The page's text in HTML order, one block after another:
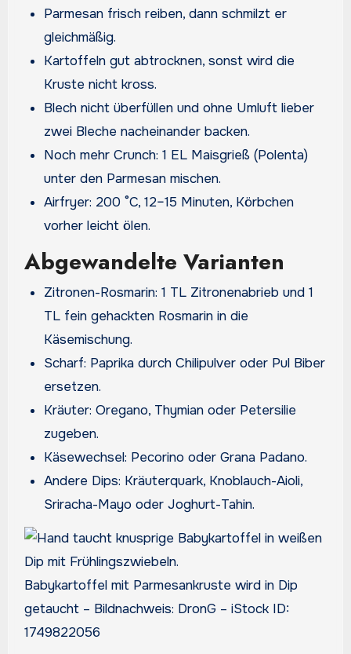
Parmesan frisch reiben, dann schmilzt er
gleichmäßig.
Kartoffeln gut abtrocknen, sonst wird die
Kruste nicht kross.
Blech nicht überfüllen und ohne Umluft lieber
zwei Bleche nacheinander backen.
Noch mehr Crunch: 1 EL Maisgrieß (Polenta)
unter den Parmesan mischen.
Airfryer: 200 °C, 12–15 Minuten, Körbchen
vorher leicht ölen.
Abgewandelte Varianten
Zitronen-Rosmarin: 1 TL Zitronenabrieb und 1
TL fein gehackten Rosmarin in die
Käsemischung.
Scharf: Paprika durch Chilipulver oder Pul Biber
ersetzen.
Kräuter: Oregano, Thymian oder Petersilie
zugeben.
Käsewechsel: Pecorino oder Grana Padano.
Andere Dips: Kräuterquark, Knoblauch-Aioli,
Sriracha-Mayo oder Joghurt-Tahin.
Babykartoffel mit Parmesankruste wird in Dip
getaucht – Bildnachweis: DronG – iStock ID:
1749822056